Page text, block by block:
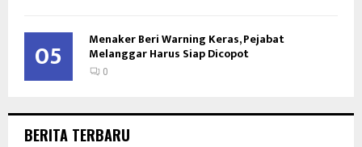
05 Menaker Beri Warning Keras, Pejabat
Melanggar Harus Siap Dicopot
0
BERITA TERBARU